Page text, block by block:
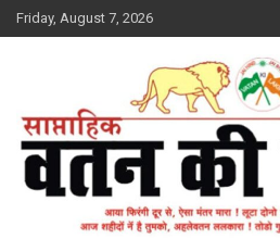
Skip
to
Friday, August 7, 2026